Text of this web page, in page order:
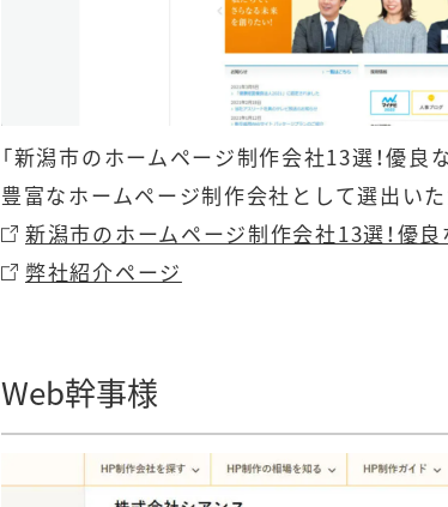
「新潟市のホームページ制作会社13選！優良
豊富なホームページ制作会社として選出いた
新潟市のホームページ制作会社13選！優
弊社紹介ページ
Web幹事様